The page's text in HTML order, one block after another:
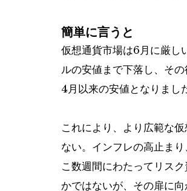
簡単に言うと
仮想通貨市場は6月に厳し
ルの安値まで下落し、そ
4月以来の安値となりまし
これにより、より広範な
ない。インフレの高止ま
こ数週間にわたってリス
かではないが、その扉に向